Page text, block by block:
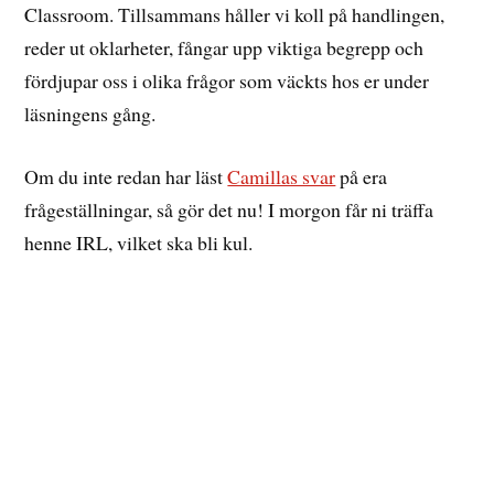
Classroom. Tillsammans håller vi koll på handlingen,
reder ut oklarheter, fångar upp viktiga begrepp och
fördjupar oss i olika frågor som väckts hos er under
läsningens gång.
Om du inte redan har lästCamillas svarpå era
frågeställningar, så gör det nu! I morgon får ni träffa
henne IRL, vilket ska bli kul.